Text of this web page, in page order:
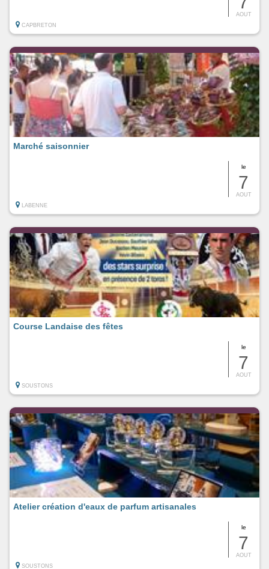
AOUT
CAPBRETON
le
7
AOUT
Marché saisonnier
LABENNE
le
7
AOUT
Course Landaise des fêtes
SOUSTONS
le
7
AOUT
Atelier création d'eaux de parfum artisanales
SOUSTONS